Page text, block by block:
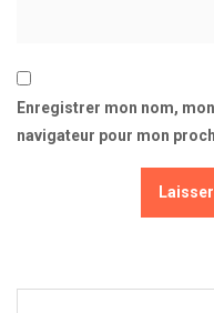
Enregistrer mon nom,
navigateur pour mon